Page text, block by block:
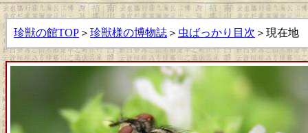
珍獣の館TOP ＞ 珍獣様の博物誌 ＞ 虫ばっかり目次 ＞現在地